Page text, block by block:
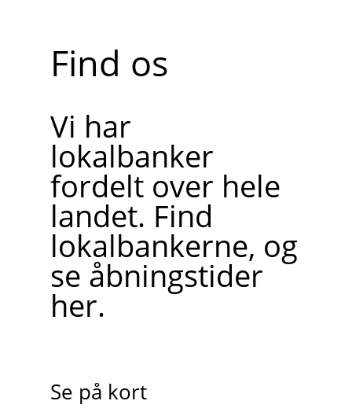
Find os
Vi har
lokalbanker
fordelt over hele
landet. Find
lokalbankerne, og
se åbningstider
her.
Se på kort